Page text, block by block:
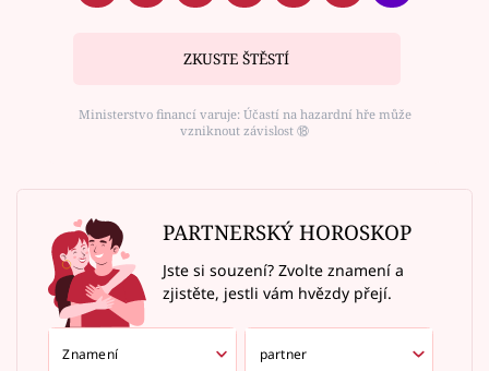
ZKUSTE ŠTĚSTÍ
Ministerstvo financí varuje: Účastí na hazardní hře může
vzniknout závislost ⑱
PARTNERSKÝ HOROSKOP
Jste si souzení? Zvolte znamení a
zjistěte, jestli vám hvězdy přejí.